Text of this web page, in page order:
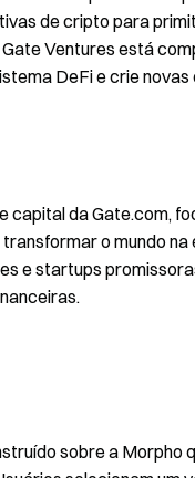
de cripto para
Ventures está
DeFi e crie
capital da Gate.com,
o mundo
e startups
sobre a